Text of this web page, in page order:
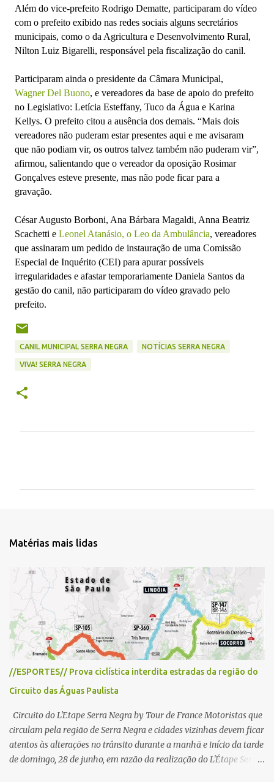
Além do vice-prefeito Rodrigo Dematte, participaram do vídeo
com o prefeito exibido nas redes sociais alguns secretários
municipais, como o da Agricultura e Desenvolvimento Rural,
Nilton Luiz Bigarelli, responsável pela fiscalização do canil.
Participaram ainda o presidente da Câmara Municipal,
Wagner Del Buono, e vereadores da base de apoio do prefeito
no Legislativo: Letícia Esteffany, Tuco da Água e Karina
Kellys. O prefeito citou a ausência dos demais. “Mais dois
vereadores não puderam estar presentes aqui e me avisaram
que não podiam vir, os outros talvez também não puderam vir”,
afirmou, salientando que o vereador da oposição Rosimar
Gonçalves esteve presente, mas não pode ficar para a
gravação.
César Augusto Borboni, Ana Bárbara Magaldi, Anna Beatriz
Scachetti e Leonel Atanásio, o Leo da Ambulância, vereadores
que assinaram um pedido de instauração de uma Comissão
Especial de Inquérito (CEI) para apurar possíveis
irregularidades e afastar temporariamente Daniela Santos da
gestão do canil, não participaram do vídeo gravado pelo
prefeito.
CANIL MUNICIPAL SERRA NEGRA NOTÍCIAS SERRA NEGRA
VIVA! SERRA NEGRA
t
i
s
Matérias mais lidas
//ESPORTES// Prova ciclística interdita estradas da região do
Circuito das Águas Paulista
Circuito do L'Etape Serra Negra by Tour de France Motoristas que
circulam pela região de Serra Negra e cidades vizinhas devem ficar
atentos às alterações no trânsito durante a manhã e início da tarde
de domingo, 28 de junho, em razão da realização do L'Étape Serra